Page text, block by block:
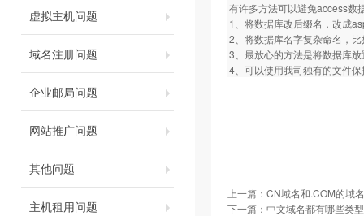
虚拟主机问题
域名注册问题
企业邮局问题
网站推广问题
其他问题
主机租用问题
有许多方法可以避免access数
1、将数据库改后缀名，改成
2、将数据库名字复杂命名，
3、最放心的方法是将数据库
4、可以使用我司独有的文件
上一篇： CN域名和.COM的域
下一篇： 中文域名都有哪些类